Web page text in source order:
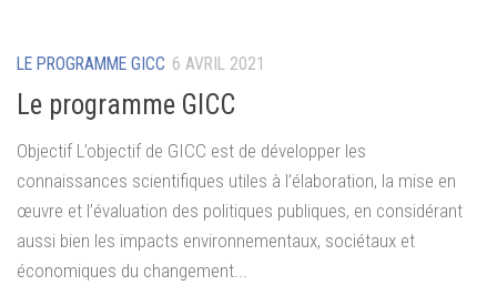
LE PROGRAMME GICC 6 AVRIL 2021
Le programme GICC
Objectif L’objectif de GICC est de développer les
connaissances scientifiques utiles à l’élaboration, la mise en
œuvre et l’évaluation des politiques publiques, en considérant
aussi bien les impacts environnementaux, sociétaux et
économiques du changement...